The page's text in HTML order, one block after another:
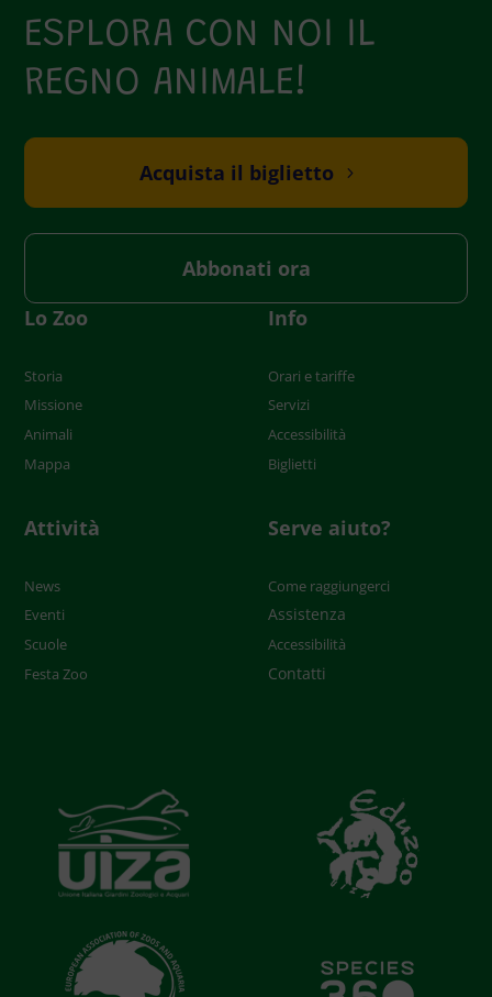
Lo Zoo
Storia
Missione
Animali
Mappa
Info
Orari e tariffe
Servizi
Accessibilità
Biglietti
Attività
News
Eventi
Scuole
Festa Zoo
Serve aiuto?
Come raggiungerci
Assistenza
Accessibilità
Contatti
ESPLORA CON NOI IL
REGNO ANIMALE!
Acquista il biglietto
Abbonati ora